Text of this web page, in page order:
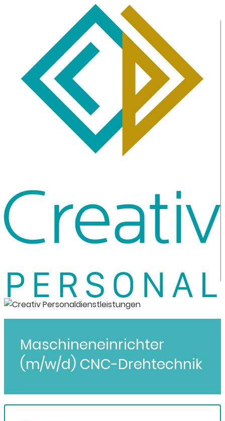
Maschineneinrichter
(m/w/d) CNC-Drehtechnik